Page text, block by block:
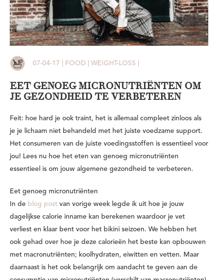
07-04-17 | FOOD | WEIGHT-LOSS |
EET GENOEG MICRONUTRIËNTEN OM
JE GEZONDHEID TE VERBETEREN
Feit: hoe hard je ook traint, het is allemaal compleet zinloos als
je je lichaam niet behandeld met het juiste voedzame support.
Het consumeren van de juiste voedingsstoffen is essentieel voor
jou! Lees nu hoe het eten van genoeg micronutriënten
essentieel is om jouw algemene gezondheid te verbeteren.
Eet genoeg micronutriënten
In de blog post van vorige week legde ik uit hoe je jouw
dagelijkse calorie inname kan berekenen waardoor je vet
verliest en klaar bent voor het bikini seizoen. We hebben het
ook gehad over hoe je deze calorieën het beste kan opbouwen
met macronutriënten; koolhydraten, eiwitten en vetten. Maar
daarnaast is het ook belangrijk om aandacht te geven aan de